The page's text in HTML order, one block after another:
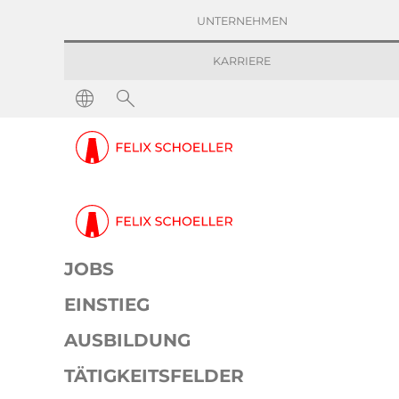
UNTERNEHMEN
KARRIERE
JOBS
EINSTIEG
AUSBILDUNG
TÄTIGKEITSFELDER